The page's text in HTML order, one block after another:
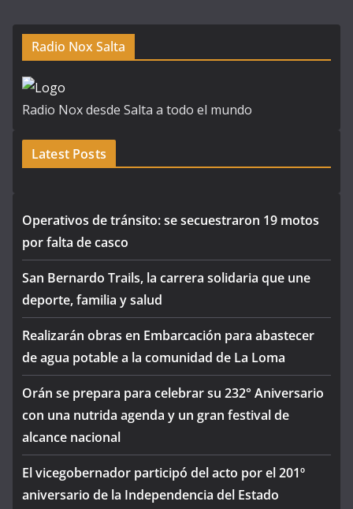
Radio Nox Salta
Radio Nox desde Salta a todo el mundo
Latest Posts
Operativos de tránsito: se secuestraron 19 motos
por falta de casco
San Bernardo Trails, la carrera solidaria que une
deporte, familia y salud
Realizarán obras en Embarcación para abastecer
de agua potable a la comunidad de La Loma
Orán se prepara para celebrar su 232° Aniversario
con una nutrida agenda y un gran festival de
alcance nacional
El vicegobernador participó del acto por el 201º
aniversario de la Independencia del Estado